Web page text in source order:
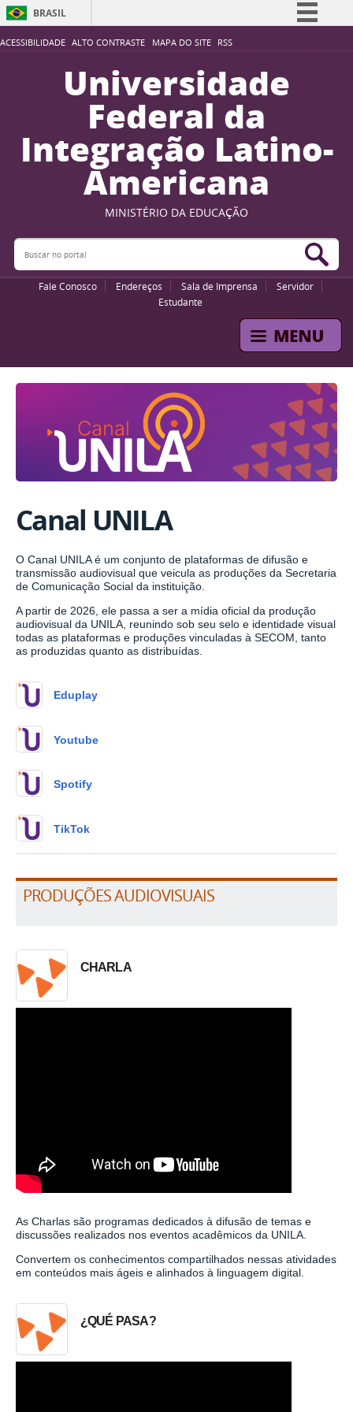
ACESSIBILIDADE ALTO CONTRASTE MAPA DO SITE RSS
BRASIL
Simplifique!
Participe
Acesso à informação
Legislação
Canais
Universidade
Federal da
Integração Latino-
Americana
MINISTÉRIO DA EDUCAÇÃO
Buscar no portal
Fale Conosco Endereços Sala de Imprensa
Servidor
Estudante
Canal UNILA
O Canal UNILA é um conjunto de plataformas de difusão e
transmissão audiovisual que veicula as produções da Secretaria
de Comunicação Social da instituição.
A partir de 2026, ele passa a ser a mídia oficial da produção
audiovisual da UNILA, reunindo sob seu selo e identidade visual
todas as plataformas e produções vinculadas à SECOM, tanto
as produzidas quanto as distribuídas.
Eduplay
Youtube
Spotify
TikTok
PRODUÇÕES AUDIOVISUAIS
CHARLA
As Charlas são programas dedicados à difusão de temas e
discussões realizados nos eventos acadêmicos da UNILA.
Convertem os conhecimentos compartilhados nessas atividades
em conteúdos mais ágeis e alinhados à linguagem digital.
¿QUÉ PASA?